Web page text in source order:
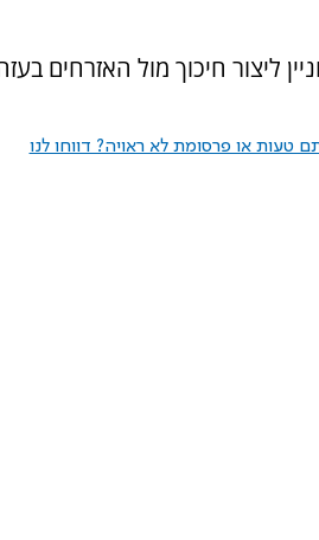
ליצור חיכוך מול האזרחים
טעות או פרסומת לא ראויה? דווחו לנו